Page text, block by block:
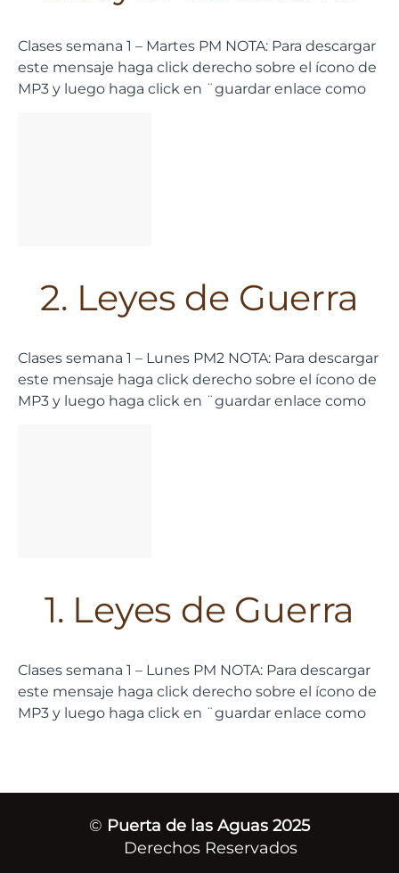
Clases semana 1 – Martes PM NOTA: Para descargar
este mensaje haga click derecho sobre el ícono de
MP3 y luego haga click en ¨guardar enlace como
2. Leyes de Guerra
Clases semana 1 – Lunes PM2 NOTA: Para descargar
este mensaje haga click derecho sobre el ícono de
MP3 y luego haga click en ¨guardar enlace como
1. Leyes de Guerra
Clases semana 1 – Lunes PM NOTA: Para descargar
este mensaje haga click derecho sobre el ícono de
MP3 y luego haga click en ¨guardar enlace como
© Puerta de las Aguas 2025
Derechos Reservados